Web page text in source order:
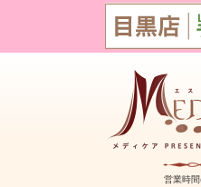
営業時